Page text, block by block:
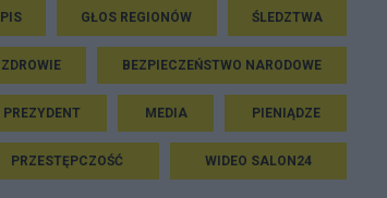
PIS GŁOS REGIONÓW ŚLEDZTWA
ZDROWIE BEZPIECZEŃSTWO NARODOWE
PREZYDENT MEDIA PIENIĄDZE
PRZESTĘPCZOŚĆ WIDEO SALON24